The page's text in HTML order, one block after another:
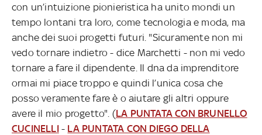
con un’intuizione pionieristica ha unito mondi un
tempo lontani tra loro, come tecnologia e moda, ma
anche dei suoi progetti futuri. "Sicuramente non mi
vedo tornare indietro - dice Marchetti - non mi vedo
tornare a fare il dipendente. Il dna da imprenditore
ormai mi piace troppo e quindi l’unica cosa che
posso veramente fare è o aiutare gli altri oppure
avere il mio progetto". (LA PUNTATA CON BRUNELLO
CUCINELLI- LA PUNTATA CON DIEGO DELLA